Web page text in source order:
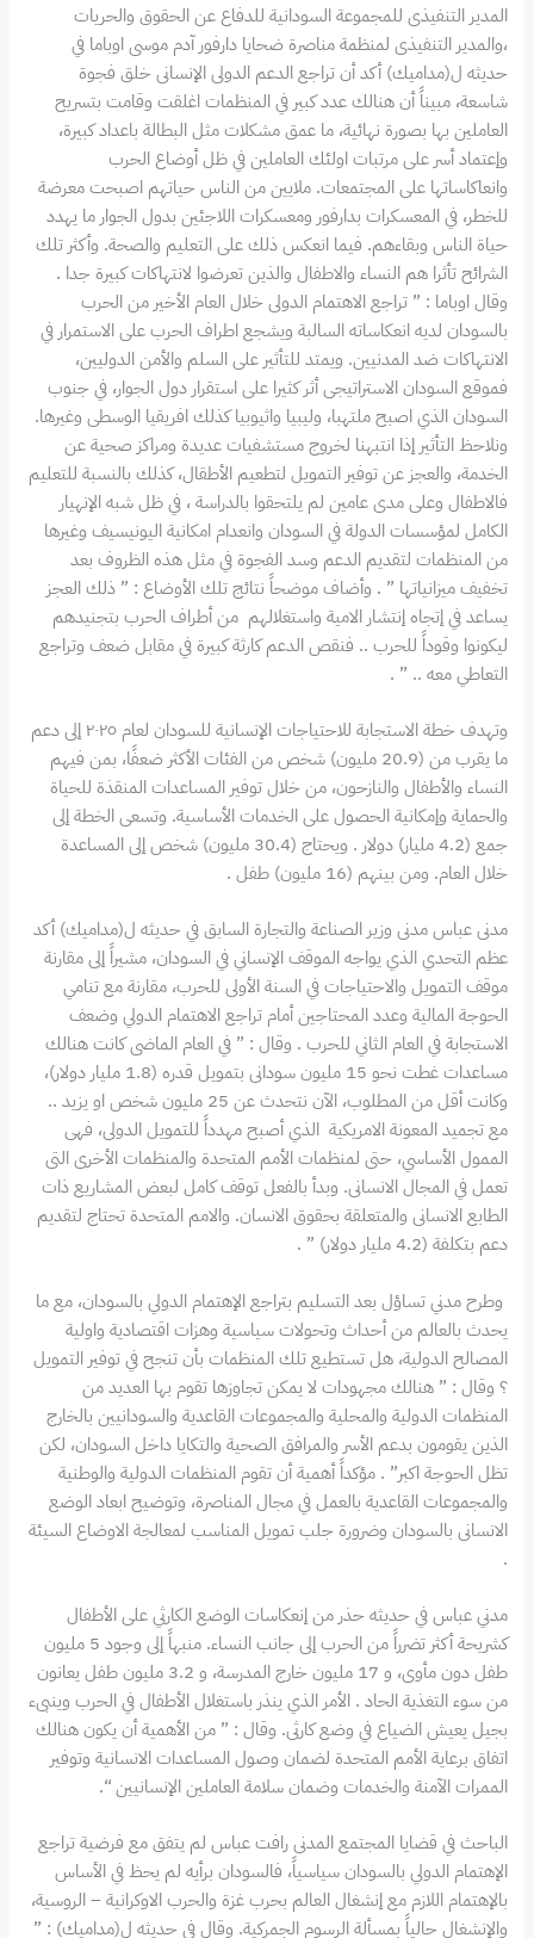
المدير التنفيذى للمجموعة السودانية للدفاع عن الحقوق والحريات
،والمدير التنفيذى لمنظمة مناصرة ضحايا دارفور آدم موسى اوباما في
حديثه ل(مداميك) أكد أن تراجع الدعم الدولى الإنسانى خلق فجوة
شاسعة، مبيناً أن هنالك عدد كبير في المنظمات اغلقت وقامت بتسريح
العاملين بها بصورة نهائية، ما عمق مشكلات مثل البطالة باعداد كبيرة،
وإعتماد أسر على مرتبات اولئك العاملين في ظل أوضاع الحرب
وانعاكاساتها على المجتمعات. ملايين من الناس حياتهم اصبحت معرضة
للخطر، في المعسكرات بدارفور ومعسكرات اللاجئين بدول الجوار ما يهدد
حياة الناس وبقاءهم. فيما انعكس ذلك على التعليم والصحة. وأكثر تلك
الشرائح تأثرا هم النساء والاطفال والذين تعرضوا لانتهاكات كبيرة جدا .
وقال اوباما : ” تراجع الاهتمام الدولى خلال العام الأخير من الحرب
بالسودان لديه انعكاساته السالبة ويشجع اطراف الحرب على الاستمرار في
الانتهاكات ضد المدنيين. ويمتد للتأثير على السلم والأمن الدوليين،
فموقع السودان الاستراتيجى أثر كثيرا على استقرار دول الجوار، في جنوب
السودان الذي اصبح ملتهبا، وليبيا واثيوبيا كذلك افريقيا الوسطى وغيرها.
ونلاحظ التأثير إذا انتبهنا لخروج مستشفيات عديدة ومراكز صحية عن
الخدمة، والعجز عن توفير التمويل لتطعيم الأطقال، كذلك بالنسبة للتعليم
فالاطفال وعلى مدى عامين لم يلتحقوا بالدراسة ، في ظل شبه الإنهيار
الكامل لمؤسسات الدولة في السودان وانعدام امكانية اليونيسيف وغيرها
من المنظمات لتقديم الدعم وسد الفجوة في مثل هذه الظروف بعد
تخفيف ميزانياتها ” . وأضاف موضحاً نتائج تلك الأوضاع : ” ذلك العجز
يساعد في إتجاه إنتشار الامية واستغلالهم من أطراف الحرب بتجنيدهم
ليكونوا وقوداً للحرب .. فنقص الدعم كارثة كبيرة في مقابل ضعف وتراجع
التعاطي معه .. ” .
وتهدف خطة الاستجابة للاحتياجات الإنسانية للسودان لعام ٢٠٢٥ إلى دعم
ما يقرب من (20.9 مليون) شخص من الفئات الأكثر ضعفًا، بمن فيهم
النساء والأطفال والنازحون، من خلال توفير المساعدات المنقذة للحياة
والحماية وإمكانية الحصول على الخدمات الأساسية. وتسعى الخطة إلى
جمع (4.2 مليار) دولار . ويحتاج (30.4 مليون) شخص إلى المساعدة
خلال العام. ومن بينهم (16 مليون) طفل .
مدنى عباس مدنى وزير الصناعة والتجارة السابق في حديثه ل(مداميك) أكد
عظم التحدي الذي يواجه الموقف الإنساني في السودان، مشيراً إلى مقارنة
موقف التمويل والاحتياجات في السنة الأولى للحرب، مقارنة مع تنامي
الحوجة المالية وعدد المحتاجين أمام تراجع الاهتمام الدولي وضعف
الاستجابة في العام الثاني للحرب . وقال : ” في العام الماضى كانت هنالك
مساعدات غطت نحو 15 مليون سودانى بتمويل قدره (1.8 مليار دولار)،
وكانت أقل من المطلوب، الآن نتحدث عن 25 مليون شخص او يزيد ..
مع تجميد المعونة الامريكية الذي أصبح مهدداً للتمويل الدولى، فهى
الممول الأساسي، حتى لمنظمات الأمم المتحدة والمنظمات الأخرى التى
تعمل في المجال الانسانى. وبدأ بالفعل توقف كامل لبعض المشاريع ذات
الطابع الانسانى والمتعلقة بحقوق الانسان. والامم المتحدة تحتاج لتقديم
دعم بتكلفة (4.2 مليار دولار) ” .
وطرح مدني تساؤل بعد التسليم بتراجع الإهتمام الدولي بالسودان، مع ما
يحدث بالعالم من أحداث وتحولات سياسية وهزات اقتصادية واولية
المصالح الدولية، هل تستطيع تلك المنظمات بأن تنجح في توفير التمويل
؟ وقال : ” هنالك مجهودات لا يمكن تجاوزها تقوم بها العديد من
المنظمات الدولية والمحلية والمجموعات القاعدية والسودانيين بالخارج
الذين يقومون بدعم الأسر والمرافق الصحية والتكايا داخل السودان، لكن
تظل الحوجة اكبر” . مؤكداً أهمية أن تقوم المنظمات الدولية والوطنية
والمجموعات القاعدية بالعمل في مجال المناصرة، وتوضيح ابعاد الوضع
الانسانى بالسودان وضرورة جلب تمويل المناسب لمعالجة الاوضاع السيئة
.
مدني عباس في حديثه حذر من إنعكاسات الوضع الكارثي على الأطفال
كشريحة أكثر تضرراً من الحرب إلى جانب النساء. منبهاً إلى وجود 5 مليون
طفل دون مأوى، و 17 مليون خارج المدرسة، و 3.2 مليون طفل يعانون
من سوء التغذية الحاد . الأمر الذي ينذر باستغلال الأطفال في الحرب وينبىء
بجيل يعيش الضياع في وضع كارثى. وقال : ” من الأهمية أن يكون هنالك
اتفاق برعاية الأمم المتحدة لضمان وصول المساعدات الانسانية وتوفير
الممرات الآمنة والخدمات وضمان سلامة العاملين الإنسانيين “.
الباحث في قضايا المجتمع المدنى رافت عباس لم يتفق مع فرضية تراجع
الإهتمام الدولي بالسودان سياسياً، فالسودان برأيه لم يحظ في الأساس
بالإهتمام اللازم مع إنشغال العالم بحرب غزة والحرب الاوكرانية – الروسية،
والإنشغال حالياً بمسألة الرسوم الجمركية. وقال في حديثه ل(مداميك) : ”